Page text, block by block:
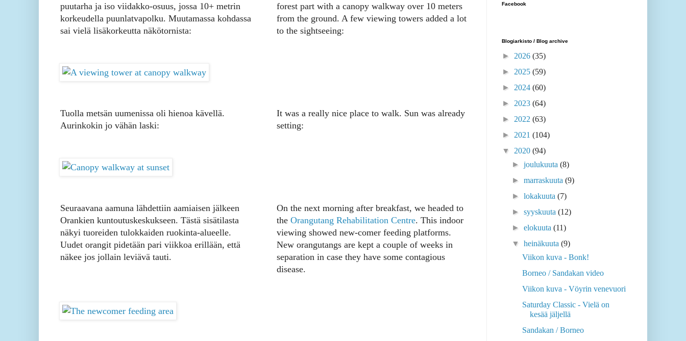
puutarha ja iso viidakko-osuus, jossa 10+ metrin
korkeudella puunlatvapolku. Muutamassa kohdassa
sai vielä lisäkorkeutta näkötornista:
forest part with a canopy walkway over 10 meters
from the ground. A few viewing towers added a lot
to the sightseeing:
Tuolla metsän uumenissa oli hienoa kävellä.
Aurinkokin jo vähän laski:
It was a really nice place to walk. Sun was already
setting:
Seuraavana aamuna lähdettiin aamiaisen jälkeen
Orankien kuntoutuskeskukseen. Tästä sisätilasta
näkyi tuoreiden tulokkaiden ruokinta-alueelle.
Uudet orangit pidetään pari viikkoa erillään, että
näkee jos jollain leviävä tauti.
On the next morning after breakfast, we headed to
the Orangutang Rehabilitation Centre. This indoor
viewing showed new-comer feeding platforms.
New orangutangs are kept a couple of weeks in
separation in case they have some contagious
disease.
Facebook
Blogiarkisto / Blog archive
► 2026 (35)
► 2025 (59)
► 2024 (60)
► 2023 (64)
► 2022 (63)
► 2021 (104)
▼ 2020 (94)
►joulukuuta(8)
►marraskuuta(9)
►lokakuuta(7)
►syyskuuta(12)
►elokuuta(11)
▼heinäkuuta(9)
Viikon kuva - Bonk!
Borneo / Sandakan video
Viikon kuva - Vöyrin venevuori
Saturday Classic - Vielä on
kesää jäljellä
Sandakan / Borneo